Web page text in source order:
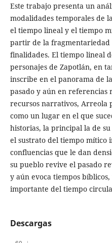
Este trabajo presenta un
modalidades temporales de
el tiempo lineal y el tiempo
partir de la fragmentariedad
finalidades. El tiempo lineal
personajes de Zapotlán, en
inscribe en el panorama de
pasado y aún en referencias
recursos narrativos, Arreola
como un lugar en el que
historias, la principal la de
el sustrato del tiempo mítico
confluencias que le dan
su pueblo revive el pasado
y aún evoca tiempos
importante del tiempo
Descargas